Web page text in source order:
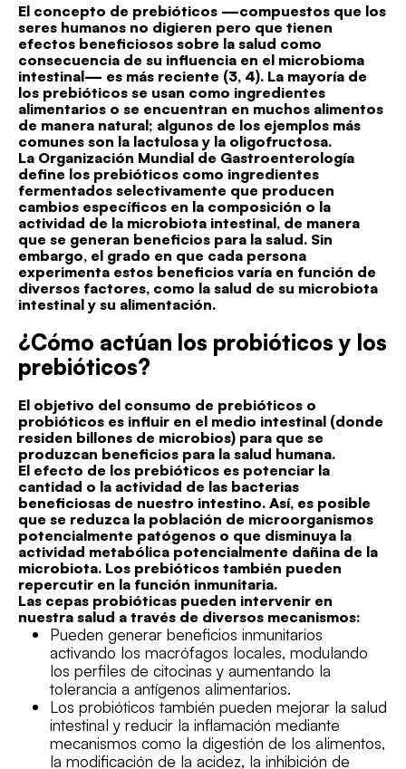
El concepto de prebióticos —compuestos que los
seres humanos no digieren pero que tienen
efectos beneficiosos sobre la salud como
consecuencia de su influencia en el microbioma
intestinal— es más reciente (3, 4). La mayoría de
los prebióticos se usan como ingredientes
alimentarios o se encuentran en muchos alimentos
de manera natural; algunos de los ejemplos más
comunes son la lactulosa y la oligofructosa.
La Organización Mundial de Gastroenterología
define los prebióticos como ingredientes
fermentados selectivamente que producen
cambios específicos en la composición o la
actividad de la microbiota intestinal, de manera
que se generan beneficios para la salud. Sin
embargo, el grado en que cada persona
experimenta estos beneficios varía en función de
diversos factores, como la salud de su microbiota
intestinal y su alimentación.
¿Cómo actúan los probióticos y los
prebióticos?
El objetivo del consumo de prebióticos o
probióticos es influir en el medio intestinal (donde
residen billones de microbios) para que se
produzcan beneficios para la salud humana.
El efecto de los prebióticos es potenciar la
cantidad o la actividad de las bacterias
beneficiosas de nuestro intestino. Así, es posible
que se reduzca la población de microorganismos
potencialmente patógenos o que disminuya la
actividad metabólica potencialmente dañina de la
microbiota. Los prebióticos también pueden
repercutir en la función inmunitaria.
Las cepas probióticas pueden intervenir en
nuestra salud a través de diversos mecanismos:
Pueden generar beneficios inmunitarios
activando los macrófagos locales, modulando
los perfiles de citocinas y aumentando la
tolerancia a antígenos alimentarios.
Los probióticos también pueden mejorar la salud
intestinal y reducir la inflamación mediante
mecanismos como la digestión de los alimentos,
la modificación de la acidez, la inhibición de